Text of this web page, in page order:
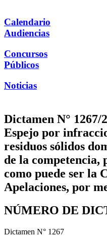
Calendario
Audiencias
Concursos
Públicos
Noticias
Dictamen N°
Espejo por
residuos sólidos
de la competencia,
como puede ser la
Apelaciones, por
NÚMERO DE
Dictamen N° 1267